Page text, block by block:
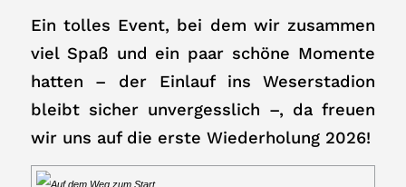
Ein tolles Event, bei dem wir zusammen
viel Spaß und ein paar schöne Momente
hatten – der Einlauf ins Weserstadion
bleibt sicher unvergesslich –, da freuen
wir uns auf die erste Wiederholung 2026!